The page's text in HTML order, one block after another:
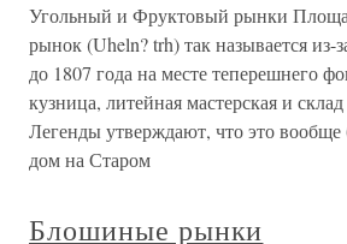
Угольный и Фруктовый рынки
рынок (Uheln? trh) так называется из-
до 1807 года на месте теперешнего
кузница, литейная мастерская и
Легенды утверждают, что это
дом на Старом
Блошиные рынки